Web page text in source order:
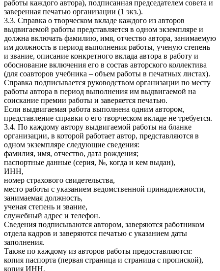
работы каждого автора), подписанная председателем совета и
заверенная печатью организации (1 экз.).
3.3. Справка о творческом вкладе каждого из авторов
выдвигаемой работы представляется в одном экземпляре и
должна включать фамилию, имя, отчество автора, занимаемую
им должность в период выполнения работы, ученую степень
и звание, описание конкретного вклада автора в работу и
обоснование включения его в состав авторского коллектива
(для соавторов учебника – объем работы в печатных листах).
Справка подписывается руководством организации по месту
работы автора в период выполнения им выдвигаемой на
соискание премии работы и заверяется печатью.
Если выдвигаемая работа выполнена одним автором,
представление справки о его творческом вкладе не требуется.
3.4. По каждому автору выдвигаемой работы на бланке
организации, в которой работает автор, представляются в
одном экземпляре следующие сведения:
фамилия, имя, отчество, дата рождения;
паспортные данные (серия, №, когда и кем выдан),
ИНН,
номер страхового свидетельства,
место работы с указанием ведомственной принадлежности,
занимаемая должность,
ученая степень и звание,
служебный адрес и телефон.
Сведения подписываются автором, заверяются работником
отдела кадров и заверяются печатью с указанием даты
заполнения.
Также по каждому из авторов работы предоставляются:
копия паспорта (первая страница и страница с пропиской),
копия ИНН,